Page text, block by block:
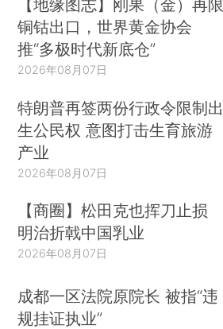
【地缘图志】刚果（金）再限
铜钴出口，世界黄金协会
推“多极时代新底仓”
2026年08月07日
特朗普再签两份行政令限制出
生公民权 意图打击生育旅游
产业
2026年08月07日
【商圈】松田克也挥刀止损
明治折戟中国乳业
2026年08月07日
成都一区法院原院长 被指“违
规挂证执业”